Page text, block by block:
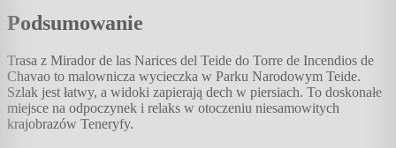
Podsumowanie
Trasa z Mirador de las Narices del Teide do Torre de Incendios de
Chavao to malownicza wycieczka w Parku Narodowym Teide.
Szlak jest łatwy, a widoki zapierają dech w piersiach. To doskonałe
miejsce na odpoczynek i relaks w otoczeniu niesamowitych
krajobrazów Teneryfy.